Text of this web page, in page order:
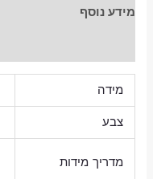
מידע נוסף
מידה
צבע
מדריך מידות